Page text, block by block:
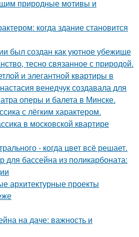
природные мотивы и
когда здание становится
был создан как уютное убежище
тесно связанное с природой.
и элегантной квартиры в
венедчук создавала для
оперы и балета в Минске.
с лёгким характером.
в московской квартире
- когда цвет всё решает.
для бассейна из поликарбоната:
архитектурные проекты
на даче: важность и